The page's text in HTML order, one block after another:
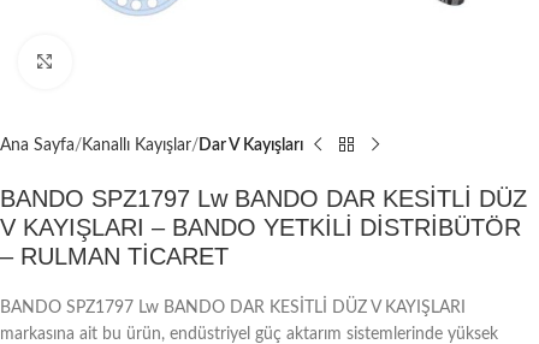
Ana Sayfa Kanallı Kayışlar Dar V Kayışları
BANDO SPZ1797 Lw BANDO DAR KESİTLİ DÜZ
V KAYIŞLARI – BANDO YETKİLİ DİSTRİBÜTÖR
– RULMAN TİCARET
BANDO SPZ1797 Lw BANDO DAR KESİTLİ DÜZ V KAYIŞLARI
markasına ait bu ürün, endüstriyel güç aktarım sistemlerinde yüksek